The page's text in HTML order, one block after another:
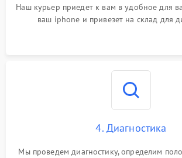
Наш курьер приедет к вам в удобное для
ваш iphone и привезет на склад для
4. Диагностика
Мы проведем диагностику, определим